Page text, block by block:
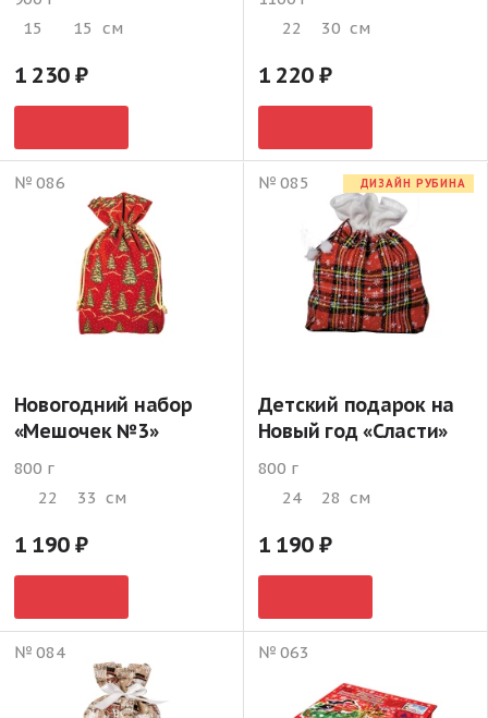
15
15 см
1 230
22
30 см
1 220
№ 086
Новогодний набор
«Мешочек №3»
800 г
22
33 см
1 190
№ 085 ДИЗАЙН РУБИНА
Детский подарок на
Новый год «Сласти»
800 г
24
28 см
1 190
№ 084 № 063